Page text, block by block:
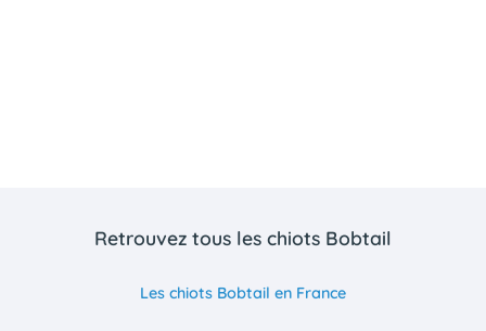
Retrouvez tous les chiots Bobtail
Les chiots Bobtail en France